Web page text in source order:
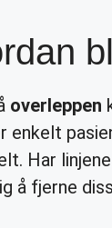
overleppen
enkelt
Har
å fjerne